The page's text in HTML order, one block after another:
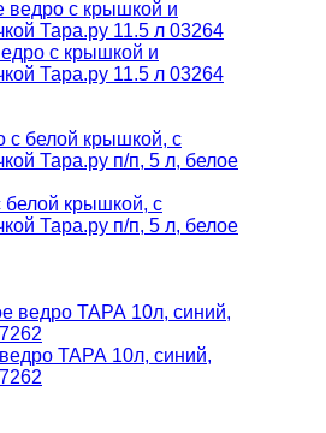
с крышкой и
Тара.ру 11.5 л 03264
белой крышкой, с
Тара.ру п/п, 5 л, белое
ТАРА 10л, синий,